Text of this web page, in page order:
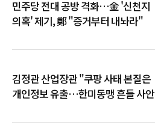
민주당 전대 공방 격화…金 '신천지
의혹' 제기, 鄭 "증거부터 내놔라"
김정관 산업장관 "쿠팡 사태 본질은
개인정보 유출…한미동맹 흔들 사안